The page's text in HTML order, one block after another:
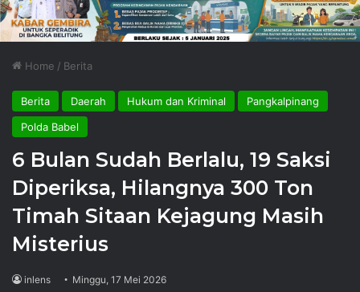
Home / Berita
Berita Daerah Hukum dan Kriminal
Pangkalpinang
Polda Babel
6 Bulan Sudah Berlalu, 19 Saksi
Diperiksa, Hilangnya 300 Ton
Timah Sitaan Kejagung Masih
Misterius
inlens Minggu, 17 Mei 2026